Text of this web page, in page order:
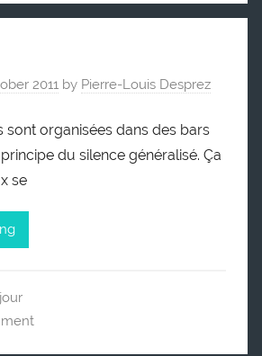
2011 by Pierre-Louis Desprez
sont organisées dans des bars
du silence généralisé. Ça
se